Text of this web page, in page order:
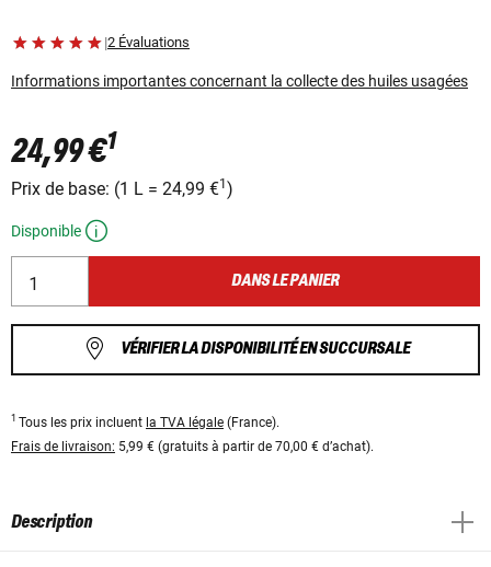
|2 Évaluations
Informations importantes concernant la collecte des huiles usagées
24,99 €1
Prix ​​de base: (1 L = 24,99 €1 )
Disponible
DANS LE PANIER
VÉRIFIER LA DISPONIBILITÉ EN SUCCURSALE
1 Tous les prix incluent la TVA légale (France).
Frais de livraison: 5,99 € (gratuits à partir de 70,00 € d’achat).
Description